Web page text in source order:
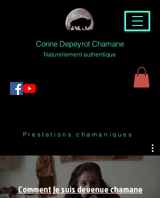
Corine Depeyrot Chamane
Naturellement authentique
Prestations chamaniques
Comment je suis devenue chamane